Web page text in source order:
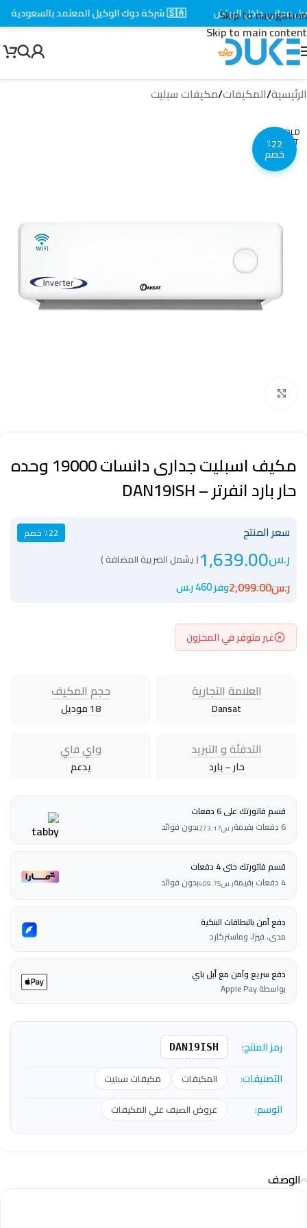
Skip to navigation
Skip to main content
الرئيسية/المكيفات/مكيفات سبليت
SOLD
OUT٪22
خصم
مكيف اسبليت جدارى دانسات 19000 وحده
حار بارد انفرتر – DAN19ISH
سعر المنتج ٪22 خصم
ر.س1,639.00( يشمل الضريبة المضافة )
ر.س2,099.00وفر 460 ر.س
غير متوفر في المخزون
العلامة التجارية
Dansat
حجم المكيف
18 موديل
التدفئة و التبريد
حار – بارد
واي فاي
يدعم
قسم فاتورتك على 6 دفعات
6 دفعات بقيمة
ر.س273.17بدون فوائد
قسم فاتورتك حتى 4 دفعات
4 دفعات بقيمة
ر.س409.75بدون فوائد
دفع آمن بالبطاقات البنكية
مدى، فيزا، وماستركارد
دفع سريع وآمن مع أبل باي
بواسطة Apple Pay
رمز المنتج: DAN19ISH
التصنيفات: المكيفات مكيفات سبليت
الوسم: عروض الصيف علي المكيفات
الوصف
داخل الرياض 🇸🇦 شركة دوك الوكيل المعتمد بالسعودية